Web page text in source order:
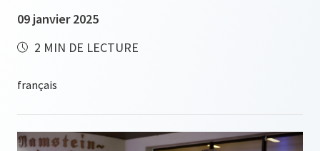
09 janvier 2025
2 MIN DE LECTURE